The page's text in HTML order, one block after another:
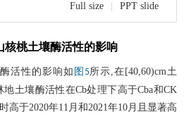
Full size PPT slide
核桃土壤酶活性的影响
活性的影响如 图5所示,在[40,60)cm土
土壤酶活性在Cb处理下高于Cba和CK
高于2020年11月和2021年10月且显著高